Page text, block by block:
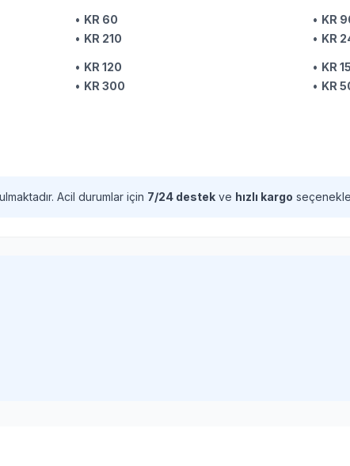
• KR 60
• KR 210
• KR
• KR
• KR 120
• KR 300
• KR
• KR
Acil durumlar için 7/24 destek ve hızlı kargo